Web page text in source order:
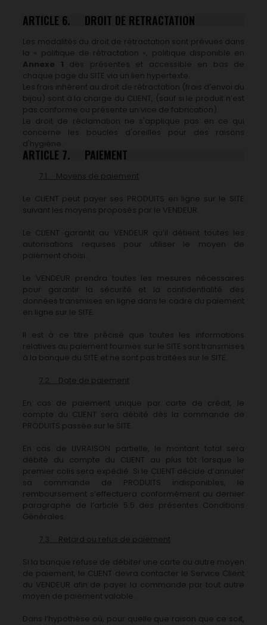
ARTICLE 6. DROIT DE RETRACTATION
Les modalités du droit de rétractation sont prévues dans
la « politique de rétractation », politique disponible en
Annexe 1 des présentes et accessible en bas de
chaque page du SITE via un lien hypertexte.
Les frais inhérent au droit de rétractation (frais d’envoi du
bijou) sont à la charge du CLIENT, (sauf si le produit n’est
pas conforme ou présente un vice de fabrication).
Le droit de réclamation ne s'applique pas en ce qui
concerne les boucles d'oreilles pour des raisons
d'hygiène.
ARTICLE 7. PAIEMENT
7.1. Moyens de paiement
Le CLIENT peut payer ses PRODUITS en ligne sur le SITE
suivant les moyens proposés par le VENDEUR.
Le CLIENT garantit au VENDEUR qu’il détient toutes les
autorisations requises pour utiliser le moyen de
paiement choisi.
Le VENDEUR prendra toutes les mesures nécessaires
pour garantir la sécurité et la confidentialité des
données transmises en ligne dans le cadre du paiement
en ligne sur le SITE.
Il est à ce titre précisé que toutes les informations
relatives au paiement fournies sur le SITE sont transmises
à la banque du SITE et ne sont pas traitées sur le SITE.
7.2. Date de paiement
En cas de paiement unique par carte de crédit, le
compte du CLIENT sera débité dès la commande de
PRODUITS passée sur le SITE.
En cas de LIVRAISON partielle, le montant total sera
débité du compte du CLIENT au plus tôt lorsque le
premier colis sera expédié. Si le CLIENT décide d’annuler
sa commande de PRODUITS indisponibles, le
remboursement s’effectuera conformément au dernier
paragraphe de l’article 5.5 des présentes Conditions
Générales.
7.3. Retard ou refus de paiement
Si la banque refuse de débiter une carte ou autre moyen
de paiement, le CLIENT devra contacter le Service Client
du VENDEUR afin de payer la commande par tout autre
moyen de paiement valable.
Dans l’hypothèse où, pour quelle que raison que ce soit,